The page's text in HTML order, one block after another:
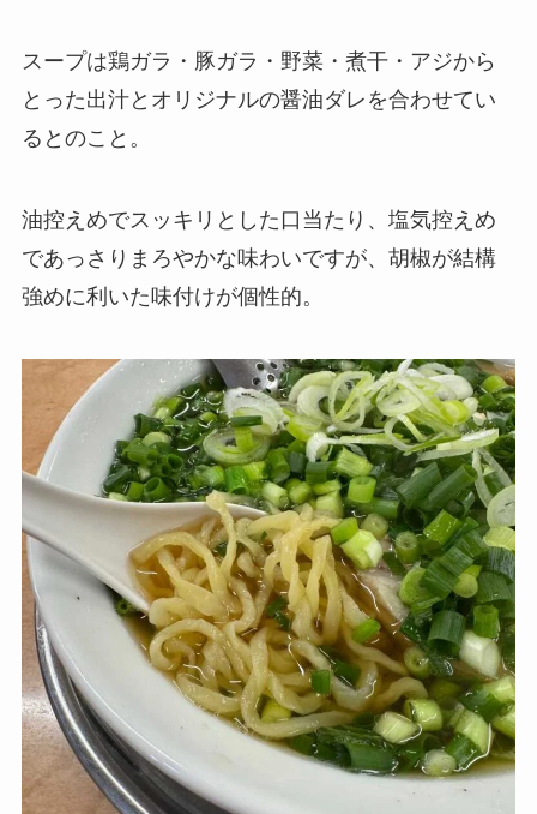
スープは鶏ガラ・豚ガラ・野菜・煮干・アジから
とった出汁とオリジナルの醤油ダレを合わせてい
るとのこと。
油控えめでスッキリとした口当たり、塩気控えめ
であっさりまろやかな味わいですが、胡椒が結構
強めに利いた味付けが個性的。